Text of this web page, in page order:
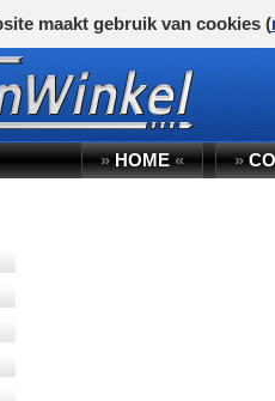
»HOME« »
maakt gebruik van cookies (